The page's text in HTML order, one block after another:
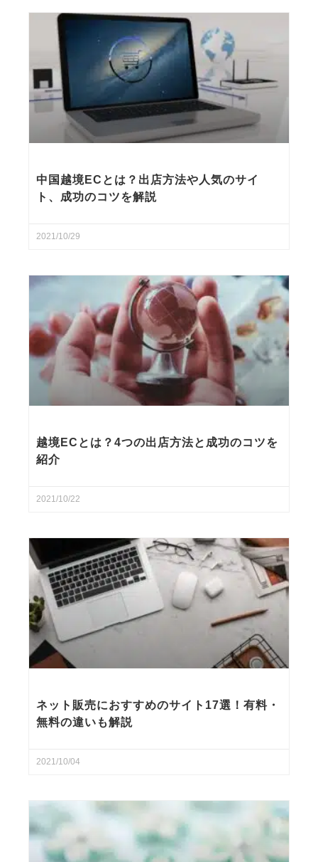
中国越境ECとは？出店方法や人気のサイ
ト、成功のコツを解説
2021/10/29
越境ECとは？4つの出店方法と成功のコツを
紹介
2021/10/22
ネット販売におすすめのサイト17選！有料・
無料の違いも解説
2021/10/04